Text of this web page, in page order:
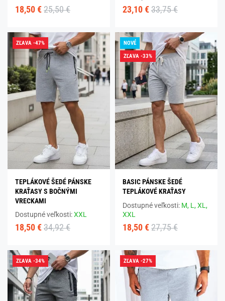
18,50 € 25,50 € 23,10 € 33,75 €
ZĽAVA -47%
TEPLÁKOVÉ ŠEDÉ PÁNSKE
KRAŤASY S BOČNÝMI
VRECKAMI
Dostupné veľkosti:XXL
18,50 € 34,92 €
NOVÉ
ZĽAVA -33%
BASIC PÁNSKE ŠEDÉ
TEPLÁKOVÉ KRAŤASY
Dostupné veľkosti: M, L,XL,
XXL
18,50 € 27,75 €
ZĽAVA -34% ZĽAVA -27%